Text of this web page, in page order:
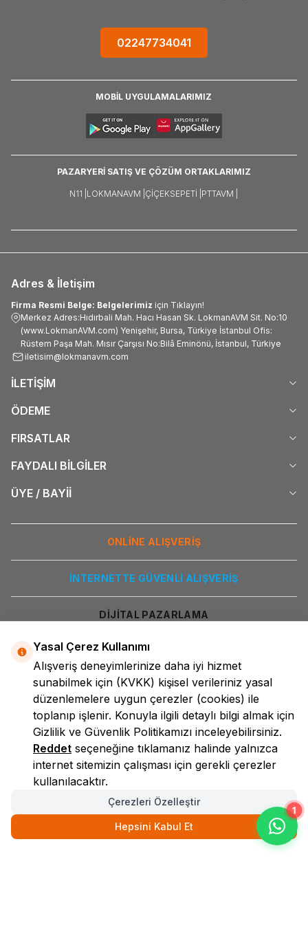
1
02247734041
MOBİL UYGULAMALARIMIZ
PAZARYERİ SATIŞ VE ÇÖZÜM ORTAKLARIMIZ
N11 | LOKMANAVM | ÇIÇEKSEPETI | PTTAVM |
Adres & İletişim
Firma Resmi Belge: Belgelerimiz için Tıklayın!
Merkez Adres:Hıdırbali Mah. Hacı Hasan Sk. LokmanAVM Sit. No:10
(www.LokmanAVM.com) Yenişehir, Bursa, Türkiye İstanbul Ofis:
Rüstem Paşa Mah. Mısır Çarşısı No:Bilâ Eminönü, İstanbul, Türkiye
iletisim@lokmanavm.com
İLETİŞİM
ÖDEME
FIRSATLAR
FAYDALI BİLGİLER
ÜYE / BAYİİ
ONLİNE ALIŞVERİŞ
İNTERNETTE GÜVENLİ ALIŞVERİŞ
DİJİTAL PAZARLAMA
LokmanAVM
Yasal Çerez Kullanımı
Alışveriş deneyimlerinize daha iyi hizmet
sunabilmek için (KVKK) kişisel verileriniz yasal
düzenlemelere uygun çerezler (cookies) ile
toplanıp işlenir. Konuyla ilgili detaylı bilgi almak için
Gizlilik ve Güvenlik Politikamızı inceleyebilirsiniz.
Reddet seçeneğine tıklamanız halinde yalnızca
internet sitemizin çalışması için gerekli çerezler
kullanılacaktır.
Çerezleri Özelleştir
Hepsini Kabul Et